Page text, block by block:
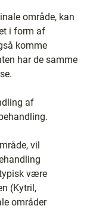
område, kan
i form af
komme
har de samme
af
vil
være
(Kytril,
områder